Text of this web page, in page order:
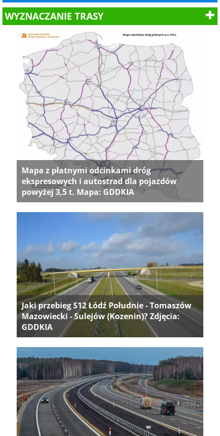
WYZNACZANIE TRASY
Mapa z płatnymi odcinkami dróg
ekspresowych i autostrad dla pojazdów
powyżej 3,5 t. Mapa: GDDKIA
Jaki przebieg S12 Łódź Południe - Tomaszów
Mazowiecki - Sulejów (Kozenin)? Zdjęcia:
GDDKIA